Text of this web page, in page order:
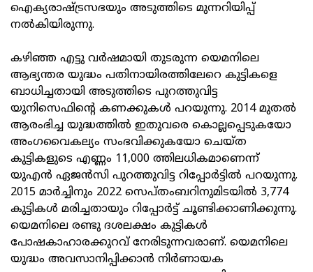
ഐക്യരാഷ്ട്രസഭയും അടുത്തിടെ മുന്നറിയിപ്പ്
നല്‍കിയിരുന്നു.
കഴിഞ്ഞ എട്ടു വര്‍ഷമായി തുടരുന്ന യെമനിലെ
ആഭ്യന്തര യുദ്ധം പതിനായിരത്തിലേറെ കുട്ടികളെ
ബാധിച്ചതായി അടുത്തിടെ പുറത്തുവിട്ട
യുനിസെഫിന്റെ കണക്കുകള്‍ പറയുന്നു. 2014 മുതല്‍
ആരംഭിച്ച യുദ്ധത്തില്‍ ഇതുവരെ കൊല്ലപ്പെടുകയോ
അംഗവൈകല്യം സംഭവിക്കുകയോ ചെയ്ത
കുട്ടികളുടെ എണ്ണം 11,000 ത്തിലധികമാണെന്ന്
യുഎന്‍ ഏജന്‍സി പുറത്തുവിട്ട റിപ്പോര്‍ട്ടില്‍ പറയുന്നു.
2015 മാര്‍ച്ചിനും 2022 സെപ്തംബറിനുമിടയില്‍ 3,774
കുട്ടികള്‍ മരിച്ചതായും റിപ്പോര്‍ട്ട് ചൂണ്ടിക്കാണിക്കുന്നു.
യെമനിലെ രണ്ടു ദശലക്ഷം കുട്ടികള്‍
പോഷകാഹാരക്കുറവ് നേരിടുന്നവരാണ്. യെമനിലെ
യുദ്ധം അവസാനിപ്പിക്കാന്‍ നിര്‍ണായക